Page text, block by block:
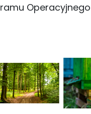
Operacyjnego